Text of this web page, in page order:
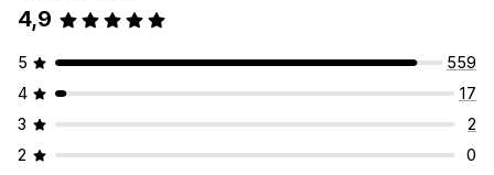
4,9
5
559
4
17
3
2
2
0